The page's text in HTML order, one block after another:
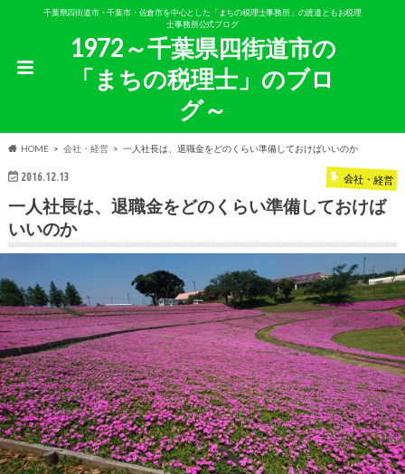
千葉県四街道市・千葉市・佐倉市を中心とした「まちの税理士事務所」の渡邉ともお税理
士事務所公式ブログ
1972～千葉県四街道市の
「まちの税理士」のブロ
グ～
HOME 会社・経営 一人社長は、退職金をどのくらい準備しておけばいいのか
2016.12.13 会社・経営
一人社長は、退職金をどのくらい準備しておけば
いいのか